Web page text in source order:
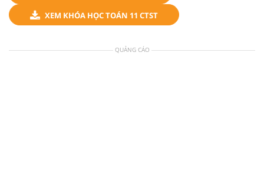
XEM KHÓA HỌC TOÁN 11 CTST
QUẢNG CÁO